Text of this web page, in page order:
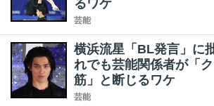
るワケ
芸能
横浜流星「BL発言」に
れでも芸能関係者が「
筋」と断じるワケ
芸能